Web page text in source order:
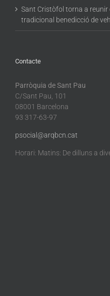
Sant Cristòfol torna a reunir
tradicional benedicció de
Contacte
Parròquia de Sant Pau
C/Sant Pau, 101
08001 Barcelona
93 317-63-97
psocial@arqbcn.cat
Horari: Matins: De dilluns a